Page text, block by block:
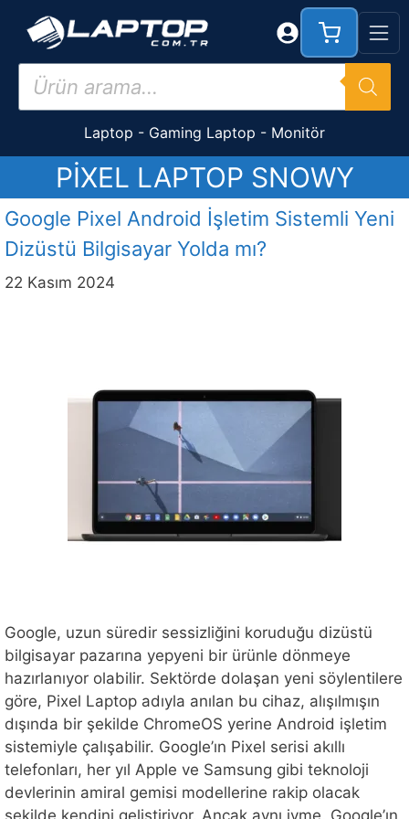
Products
search
Laptop - Gaming Laptop - Monitör
PIXEL LAPTOP SNOWY
Google Pixel Android İşletim Sistemli Yeni
Dizüstü Bilgisayar Yolda mı?
22 Kasım 2024
Google, uzun süredir sessizliğini koruduğu dizüstü
bilgisayar pazarına yepyeni bir ürünle dönmeye
hazırlanıyor olabilir. Sektörde dolaşan yeni söylentilere
göre, Pixel Laptop adıyla anılan bu cihaz, alışılmışın
dışında bir şekilde ChromeOS yerine Android işletim
sistemiyle çalışabilir. Google’ın Pixel serisi akıllı
telefonları, her yıl Apple ve Samsung gibi teknoloji
devlerinin amiral gemisi modellerine rakip olacak